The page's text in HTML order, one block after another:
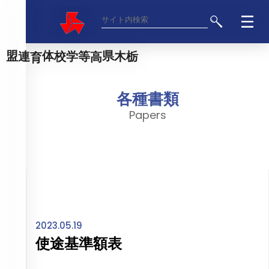
各種書類
Papers
2023.05.19
使途基準額表